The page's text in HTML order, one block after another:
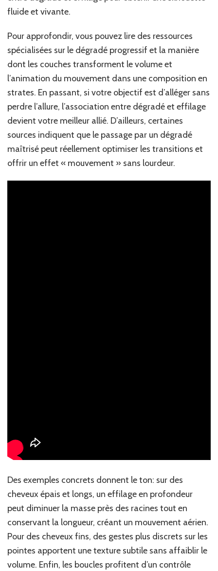
fluide et vivante.
Pour approfondir, vous pouvez lire des ressources
spécialisées sur le dégradé progressif et la manière
dont les couches transforment le volume et
l’animation du mouvement dans une composition en
strates. En passant, si votre objectif est d’alléger sans
perdre l’allure, l’association entre dégradé et effilage
devient votre meilleur allié. D’ailleurs, certaines
sources indiquent que le passage par un dégradé
maîtrisé peut réellement optimiser les transitions et
offrir un effet « mouvement » sans lourdeur.
Des exemples concrets donnent le ton: sur des
cheveux épais et longs, un effilage en profondeur
peut diminuer la masse près des racines tout en
conservant la longueur, créant un mouvement aérien.
Pour des cheveux fins, des gestes plus discrets sur les
pointes apportent une texture subtile sans affaiblir le
volume. Enfin, les boucles profitent d’un contrôle